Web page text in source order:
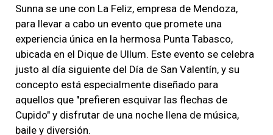
Sunna se une con La Feliz, empresa de Mendoza,
para llevar a cabo un evento que promete una
experiencia única en la hermosa Punta Tabasco,
ubicada en el Dique de Ullum. Este evento se celebra
justo al día siguiente del Día de San Valentín, y su
concepto está especialmente diseñado para
aquellos que "prefieren esquivar las flechas de
Cupido" y disfrutar de una noche llena de música,
baile y diversión.